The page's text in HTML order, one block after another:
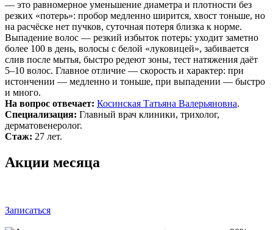
— это равномерное уменьшение диаметра и плотности без
резких «потерь»: пробор медленно ширится, хвост тоньше, но
на расчёске нет пучков, суточная потеря близка к норме.
Выпадение волос — резкий избыток потерь: уходит заметно
более 100 в день, волосы с белой «луковицей», забивается
слив после мытья, быстро редеют зоны, тест натяжения даёт
5–10 волос. Главное отличие — скорость и характер: при
истончении — медленно и тоньше, при выпадении — быстро
и много.
На вопрос отвечает: Косинская Татьяна Валерьяновна.
Специализация: Главный врач клиники, трихолог,
дерматовенеролог.
Стаж: 27 лет.
Акции месяца
Записаться